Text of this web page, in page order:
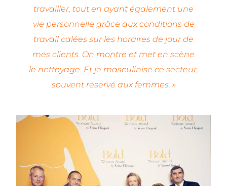
travailler, tout en ayant également une
vie personnelle grâce aux conditions de
travail calées sur les horaires de jour de
mes clients. On montre et met en scène
le nettoyage. Et je masculinise ce secteur,
souvent réservé aux femmes. »